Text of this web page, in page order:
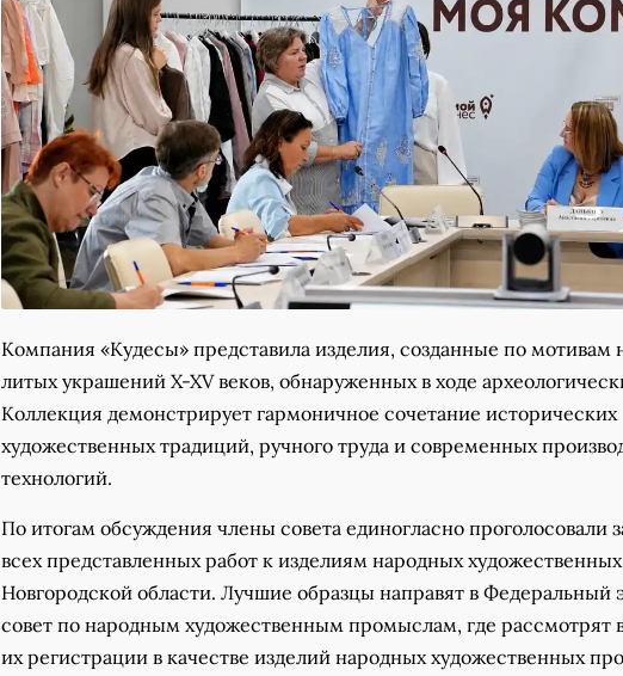
Компания «Кудесы» представила изделия, созданные по мотивам
литых украшений X-XV веков, обнаруженных в ходе
Коллекция демонстрирует гармоничное сочетание исторических
художественных традиций, ручного труда и современных
технологий.
По итогам обсуждения члены совета единогласно проголосовали
всех представленных работ к изделиям народных
Новгородской области. Лучшие образцы направят в Федеральный
совет по народным художественным промыслам, где рассмотрят
их регистрации в качестве изделий народных художественных